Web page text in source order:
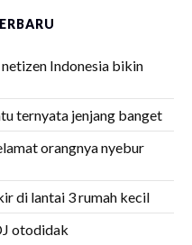
Indonesia bikin
ternyata jenjang banget
orangnya nyebur
di lantai 3 rumah kecil
otodidak